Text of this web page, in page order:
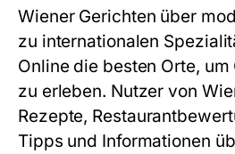
Wiener Gerichten über
zu internationalen
Online die besten Orte,
zu erleben. Nutzer von
Rezepte,
Tipps und Informationen